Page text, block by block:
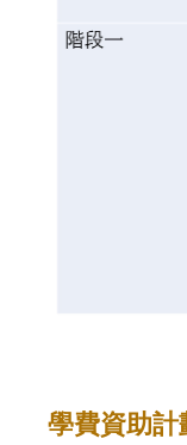
Area
學費資助計